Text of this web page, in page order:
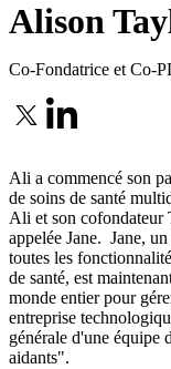
Alison
Co-Fondatrice et Co-
Ali a commencé son
de soins de santé
Ali et son cofondateur
appelée Jane. Jane,
toutes les
de santé, est
monde entier pour
entreprise
générale d'une équipe
aidants".